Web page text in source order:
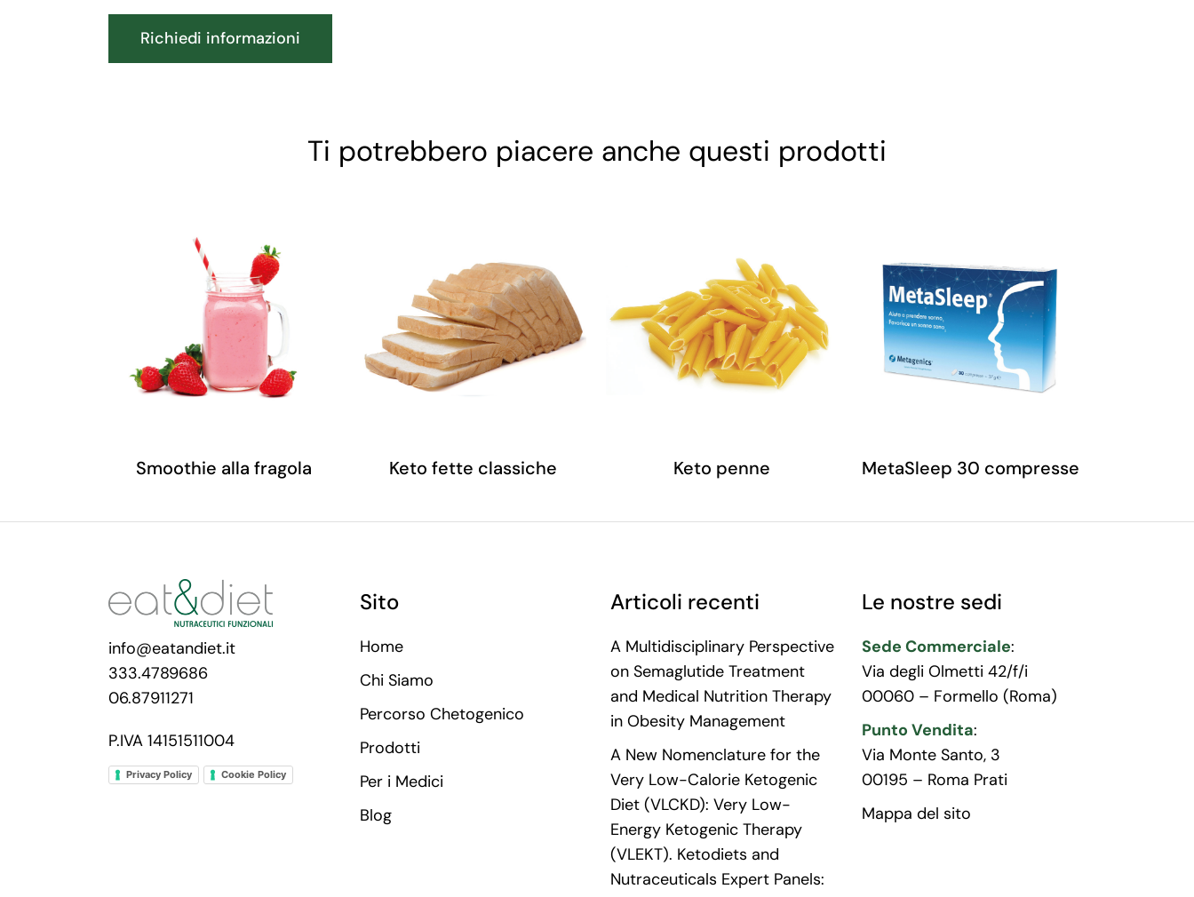
Richiedi informazioni
Ti potrebbero piacere anche questi prodotti
Smoothie alla fragola Keto fette classiche Keto penne MetaSleep 30 compresse
info@eatandiet.it
333.4789686
06.87911271
P.IVA 14151511004
Privacy Policy Cookie Policy
Sito
Home
Chi Siamo
Percorso Chetogenico
Prodotti
Per i Medici
Blog
Articoli recenti
A Multidisciplinary Perspective
on Semaglutide Treatment
and Medical Nutrition Therapy
in Obesity Management
A New Nomenclature for the
Very Low-Calorie Ketogenic
Diet (VLCKD): Very Low-
Energy Ketogenic Therapy
(VLEKT). Ketodiets and
Nutraceuticals Expert Panels:
Le nostre sedi
Sede Commerciale:
Via degli Olmetti 42/f/i
00060 – Formello (Roma)
Punto Vendita:
Via Monte Santo, 3
00195 – Roma Prati
Mappa del sito